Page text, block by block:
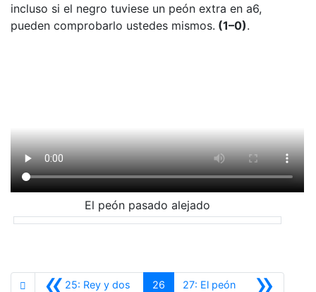
incluso si el negro tuviese un peón extra en a6,
pueden comprobarlo ustedes mismos. (1–0).
El peón pasado alejado
25: Rey y dos
26
27: El peón